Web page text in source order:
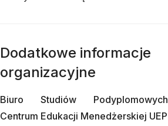
Dodatkowe informacje
organizacyjne
Biuro Studiów Podyplomowych
Centrum Edukacji Menedżerskiej UEP